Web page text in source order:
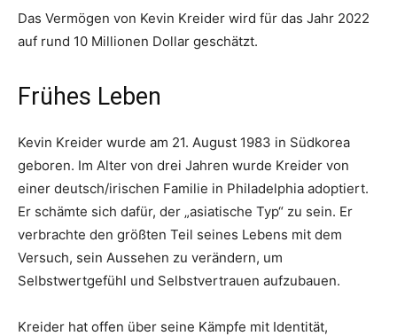
Das Vermögen von Kevin Kreider wird für das Jahr 2022
auf rund 10 Millionen Dollar geschätzt.
Frühes Leben
Kevin Kreider wurde am 21. August 1983 in Südkorea
geboren. Im Alter von drei Jahren wurde Kreider von
einer deutsch/irischen Familie in Philadelphia adoptiert.
Er schämte sich dafür, der „asiatische Typ“ zu sein. Er
verbrachte den größten Teil seines Lebens mit dem
Versuch, sein Aussehen zu verändern, um
Selbstwertgefühl und Selbstvertrauen aufzubauen.
Kreider hat offen über seine Kämpfe mit Identität,